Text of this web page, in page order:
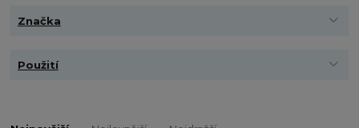
Značka
Použití